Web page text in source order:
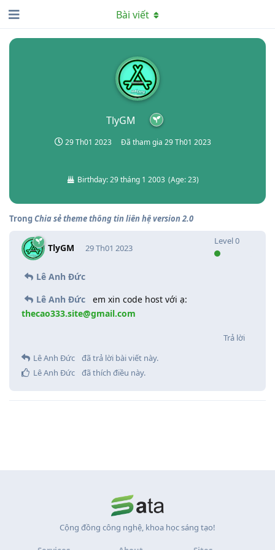
TlyGM
29 Th01 2023 Đã tham gia 29 Th01 2023
Birthday:29 tháng 1 2003 (Age:23)
Bài viết
TrongChia sẻ theme thông tin liên hệ version 2.0
TlyGM
Level0
29 Th01 2023
Lê Anh Đức
Lê Anh Đức
em xin code host với ạ:
thecao333.site@gmail.com
Trả lời
Lê Anh Đức
đã trả lời bài viết này.
Lê Anh Đức
đã thích điều này.
Cộng đồng công nghệ, khoa học sáng tạo!